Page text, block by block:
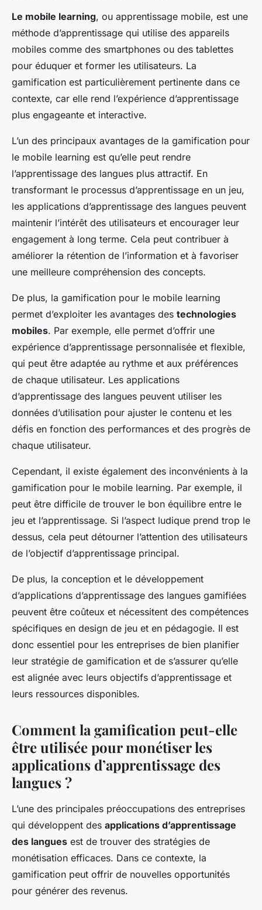
Le mobile learning, ou apprentissage mobile, est une
méthode d’apprentissage qui utilise des appareils
mobiles comme des smartphones ou des tablettes
pour éduquer et former les utilisateurs. La
gamification est particulièrement pertinente dans ce
contexte, car elle rend l’expérience d’apprentissage
plus engageante et interactive.
L’un des principaux avantages de la gamification pour
le mobile learning est qu’elle peut rendre
l’apprentissage des langues plus attractif. En
transformant le processus d’apprentissage en un jeu,
les applications d’apprentissage des langues peuvent
maintenir l’intérêt des utilisateurs et encourager leur
engagement à long terme. Cela peut contribuer à
améliorer la rétention de l’information et à favoriser
une meilleure compréhension des concepts.
De plus, la gamification pour le mobile learning
permet d’exploiter les avantages des technologies
mobiles. Par exemple, elle permet d’offrir une
expérience d’apprentissage personnalisée et flexible,
qui peut être adaptée au rythme et aux préférences
de chaque utilisateur. Les applications
d’apprentissage des langues peuvent utiliser les
données d’utilisation pour ajuster le contenu et les
défis en fonction des performances et des progrès de
chaque utilisateur.
Cependant, il existe également des inconvénients à la
gamification pour le mobile learning. Par exemple, il
peut être difficile de trouver le bon équilibre entre le
jeu et l’apprentissage. Si l’aspect ludique prend trop le
dessus, cela peut détourner l’attention des utilisateurs
de l’objectif d’apprentissage principal.
De plus, la conception et le développement
d’applications d’apprentissage des langues gamifiées
peuvent être coûteux et nécessitent des compétences
spécifiques en design de jeu et en pédagogie. Il est
donc essentiel pour les entreprises de bien planifier
leur stratégie de gamification et de s’assurer qu’elle
est alignée avec leurs objectifs d’apprentissage et
leurs ressources disponibles.
Comment la gamification peut-elle
être utilisée pour monétiser les
applications d’apprentissage des
langues ?
L’une des principales préoccupations des entreprises
qui développent des applications d’apprentissage
des langues est de trouver des stratégies de
monétisation efficaces. Dans ce contexte, la
gamification peut offrir de nouvelles opportunités
pour générer des revenus.